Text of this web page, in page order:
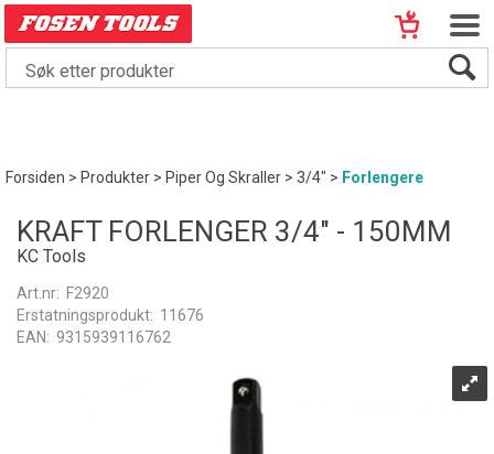
Forsiden>Produkter>Piper Og Skraller>3/4"> Forlengere
KRAFT FORLENGER 3/4" - 150MM
KC Tools
Art.nr: F2920
Erstatningsprodukt: 11676
EAN: 9315939116762